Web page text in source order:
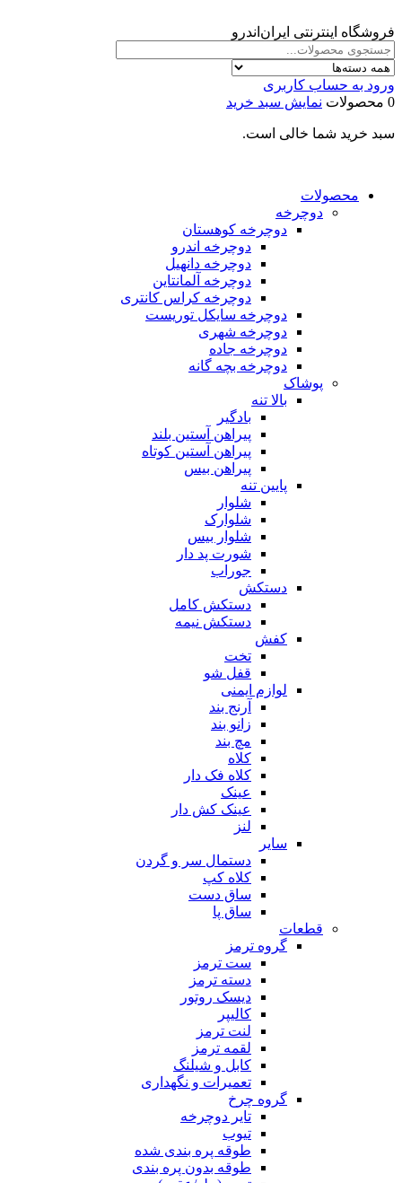
فروشگاه اینترنتی ایران‌اندرو
ورود به حساب کاربری
0 محصولات
نمایش سبد خرید
سبد خرید شما خالی است.
محصولات
دوچرخه
دوچرخه کوهستان
دوچرخه اندرو
دوچرخه دانهیل
دوچرخه آلمانتاین
دوچرخه کراس کانتری
دوچرخه سایکل توریست
دوچرخه شهری
دوچرخه جاده
دوچرخه بچه گانه
پوشاک
بالا تنه
بادگیر
پیراهن آستین بلند
پیراهن آستین کوتاه
پیراهن بیس
پایین تنه
شلوار
شلوارک
شلوار بیس
شورت پد دار
جوراب
دستکش
دستکش کامل
دستکش نیمه
کفش
تخت
قفل شو
لوازم ایمنی
آرنج بند
زانو بند
مچ بند
کلاه
کلاه فک دار
عینک
عینک کش دار
لنز
سایر
دستمال سر و گردن
کلاه کپ
ساق دست
ساق پا
قطعات
گروه ترمز
ست ترمز
دسته ترمز
دیسک روتور
کالیپر
لنت ترمز
لقمه ترمز
کابل و شیلنگ
تعمیرات و نگهداری
گروه چرخ
تایر دوچرخه
تیوب
طوقه پره بندی شده
طوقه بدون پره بندی